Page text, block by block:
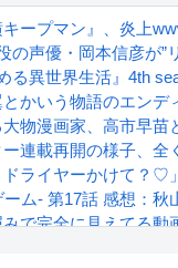
キープマン』、炎上
の声優・岡本信彦が
る異世界生活』4th
とかいう物語のエン
大物漫画家、高市早
ー連載再開の様子、
ライヤーかけて？♡」
ム- 第17話 感想：秋
で完全に見えてる